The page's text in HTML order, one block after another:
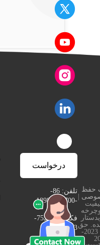
درخواست
نقل قول
تلفن: 86-
-18988930700
فکس: 86-752-
6111123
حفظ
حق
چاپ © 2023-